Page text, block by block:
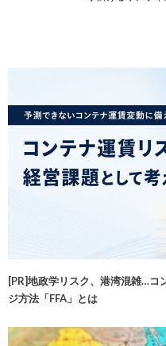
[PR]地政学リスク、港湾混雑…コ
ジ方法「FFA」とは